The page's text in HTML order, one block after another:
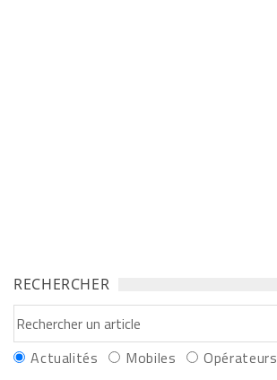
RECHERCHER
Actualités Mobiles Opérateurs